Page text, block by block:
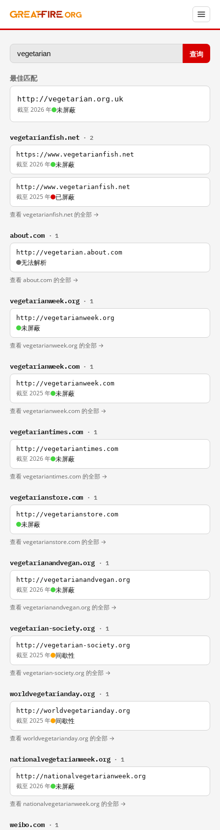
查询
最佳匹配
http://vegetarian.org.uk
截至 2026 年 未屏蔽
vegetarianfish.net · 2
https://www.vegetarianfish.net
截至 2026 年 未屏蔽
http://www.vegetarianfish.net
截至 2025 年 已屏蔽
查看 vegetarianfish.net 的全部 →
about.com · 1
http://vegetarian.about.com
无法解析
查看 about.com 的全部 →
vegetarianweek.org · 1
http://vegetarianweek.org
未屏蔽
查看 vegetarianweek.org 的全部 →
vegetarianweek.com · 1
http://vegetarianweek.com
截至 2025 年 未屏蔽
查看 vegetarianweek.com 的全部 →
vegetariantimes.com · 1
http://vegetariantimes.com
截至 2026 年 未屏蔽
查看 vegetariantimes.com 的全部 →
vegetarianstore.com · 1
http://vegetarianstore.com
未屏蔽
查看 vegetarianstore.com 的全部 →
vegetarianandvegan.org · 1
http://vegetarianandvegan.org
截至 2026 年 未屏蔽
查看 vegetarianandvegan.org 的全部 →
vegetarian-society.org · 1
http://vegetarian-society.org
截至 2025 年 间歇性
查看 vegetarian-society.org 的全部 →
worldvegetarianday.org · 1
http://worldvegetarianday.org
截至 2025 年 间歇性
查看 worldvegetarianday.org 的全部 →
nationalvegetarianweek.org · 1
http://nationalvegetarianweek.org
截至 2026 年 未屏蔽
查看 nationalvegetarianweek.org 的全部 →
weibo.com · 1